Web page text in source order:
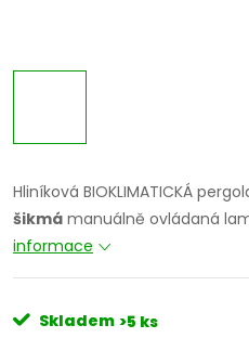
Hliníková BIOKLIMATICKÁ
šikmá manuálně ovládaná
informace
Skladem >5 ks